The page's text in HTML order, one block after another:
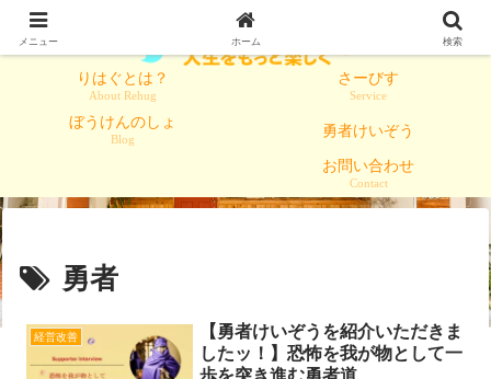
りはぐとは？
About Rehug
さーびす
Service
ぼうけんのしょ
Blog
勇者けいぞう
お問い合わせ
Contact
勇者
経営改善
【勇者けいぞうを紹介いただきま
したッ！】恐怖を我が物として一
メニュー ホーム 検索